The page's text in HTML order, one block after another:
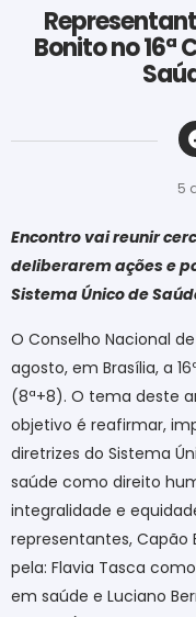
Bonito no 16ª
5
Encontro vai reunir
deliberarem ações e
Sistema Único de
O Conselho Nacional
agosto, em Brasília, a
(8ª+8). O tema deste
objetivo é reafirmar,
diretrizes do Sistema
saúde como direito
integralidade e
representantes, Capão
pela: Flavia Tasca
em saúde e Luciano